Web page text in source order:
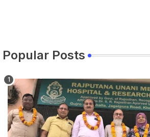
Popular Posts